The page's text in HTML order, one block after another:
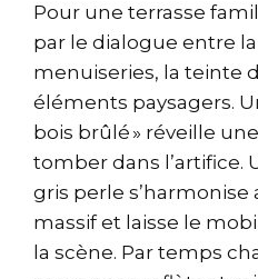
Pour une terrasse
par le dialogue entre
menuiseries, la teinte
éléments paysagers.
bois brûlé » réveille
tomber dans l’artifice.
gris perle s’harmonise
massif et laisse le
la scène. Par temps